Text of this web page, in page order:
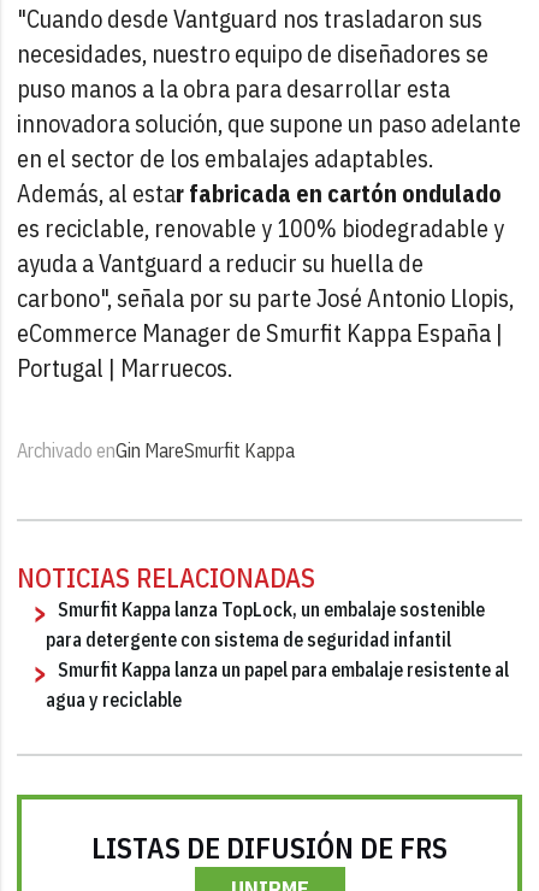
"Cuando desde Vantguard nos trasladaron sus
necesidades, nuestro equipo de diseñadores se
puso manos a la obra para desarrollar esta
innovadora solución, que supone un paso adelante
en el sector de los embalajes adaptables.
Además, al estar fabricada en cartón ondulado
es reciclable, renovable y 100% biodegradable y
ayuda a Vantguard a reducir su huella de
carbono", señala por su parte José Antonio Llopis,
eCommerce Manager de Smurfit Kappa España |
Portugal | Marruecos.
Archivado enGin MareSmurfit Kappa
NOTICIAS RELACIONADAS
Smurfit Kappa lanza TopLock, un embalaje sostenible
para detergente con sistema de seguridad infantil
Smurfit Kappa lanza un papel para embalaje resistente al
agua y reciclable
LISTAS DE DIFUSIÓN DE FRS